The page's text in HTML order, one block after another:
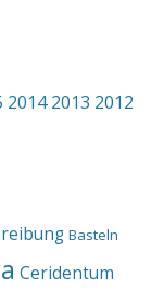
2014 2013 2012
Basteln
Ceridentum